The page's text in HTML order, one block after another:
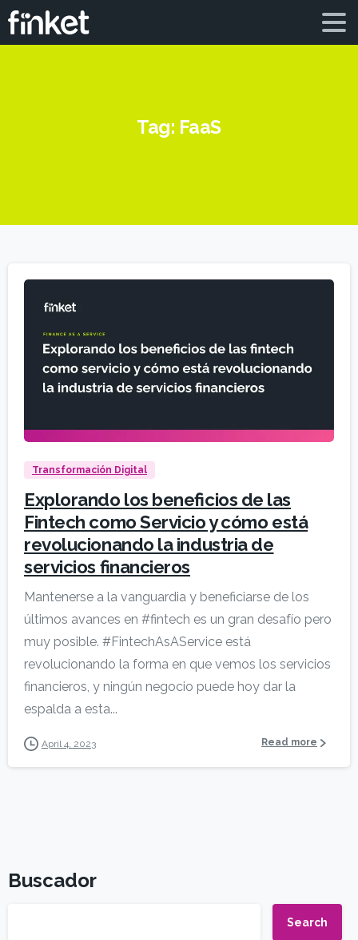
Tag: FaaS
Transformación Digital
Explorando los beneficios de las
Fintech como Servicio y cómo está
revolucionando la industria de
servicios financieros
Mantenerse a la vanguardia y beneficiarse de los
últimos avances en #fintech es un gran desafío pero
muy posible. #FintechAsAService está
revolucionando la forma en que vemos los servicios
financieros, y ningún negocio puede hoy dar la
espalda a esta...
April 4, 2023 Read more
Buscador
Search